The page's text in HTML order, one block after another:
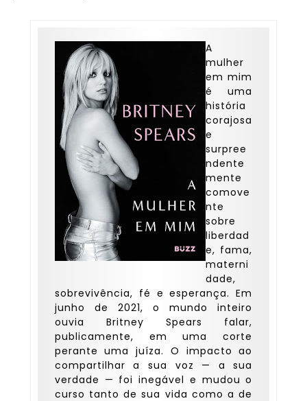
A
mulher
em mim
é uma
história
corajosa
e
surpree
ndente
mente
comove
nte
sobre
liberdad
e, fama,
materni
dade,
sobrevivência, fé e esperança. Em
junho de 2021, o mundo inteiro
ouvia Britney Spears falar,
publicamente, em uma corte
perante uma juíza. O impacto ao
compartilhar a sua voz — a sua
verdade — foi inegável e mudou o
curso tanto de sua vida como a de